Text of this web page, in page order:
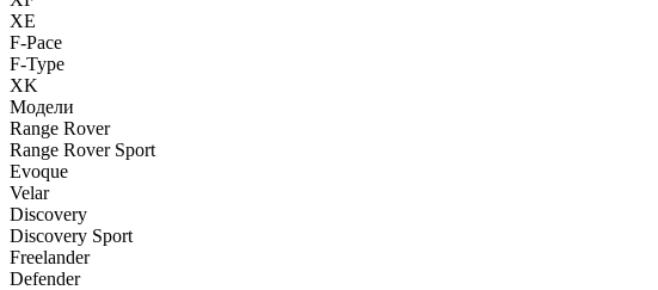
XE
F-Pace
F-Type
XK
Модели
Range Rover
Range Rover Sport
Evoque
Velar
Discovery
Discovery Sport
Freelander
Defender